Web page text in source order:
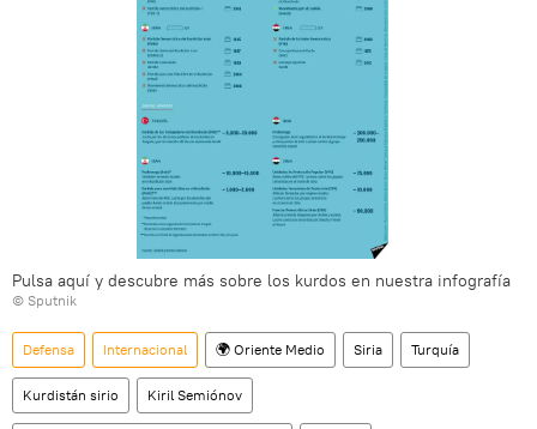
Pulsa aquí y descubre más sobre los kurdos en nuestra infografía
© Sputnik
Defensa Internacional 🌍 Oriente Medio Siria Turquía
Kurdistán sirio Kiril Semiónov